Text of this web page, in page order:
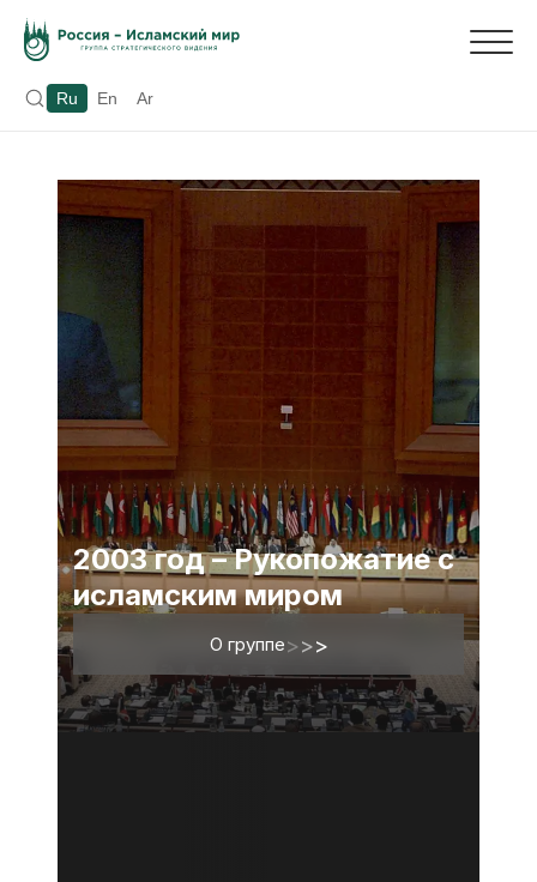
Ru En Ar
2003 год – Рукопожатие с
исламским миром
О группе>>>